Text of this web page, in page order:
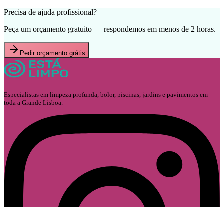
Precisa de ajuda profissional?
Peça um orçamento gratuito — respondemos em menos de 2 horas.
Pedir orçamento grátis
Especialistas em limpeza profunda, bolor, piscinas, jardins e pavimentos em
toda a Grande Lisboa.